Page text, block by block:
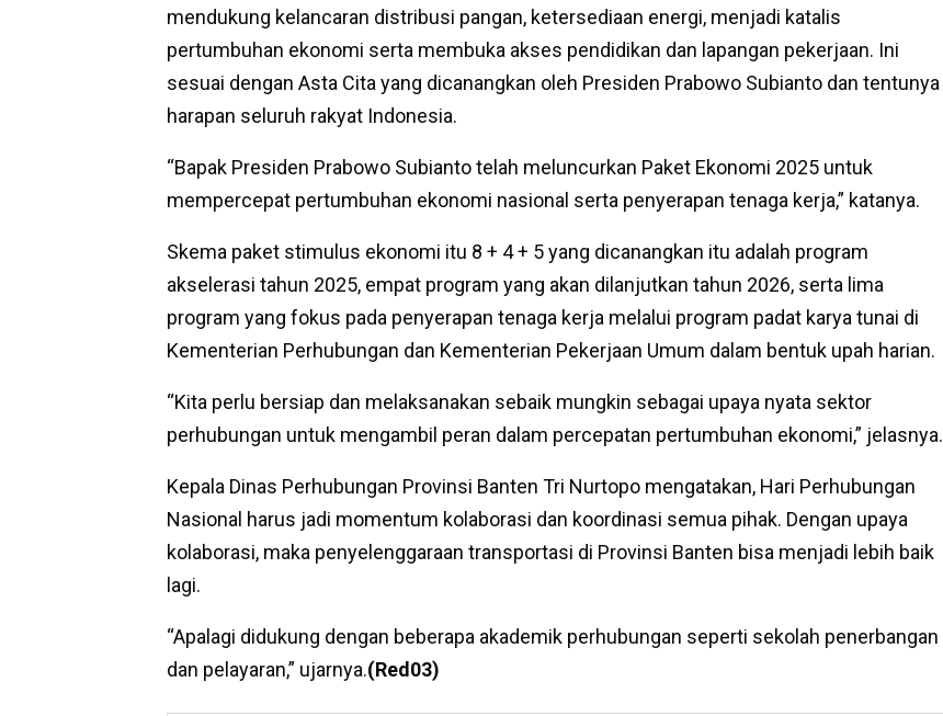
mendukung kelancaran distribusi pangan, ketersediaan energi, menjadi katalis
pertumbuhan ekonomi serta membuka akses pendidikan dan lapangan pekerjaan. Ini
sesuai dengan Asta Cita yang dicanangkan oleh Presiden Prabowo Subianto dan tentunya
harapan seluruh rakyat Indonesia.
“Bapak Presiden Prabowo Subianto telah meluncurkan Paket Ekonomi 2025 untuk
mempercepat pertumbuhan ekonomi nasional serta penyerapan tenaga kerja,” katanya.
Skema paket stimulus ekonomi itu 8 + 4 + 5 yang dicanangkan itu adalah program
akselerasi tahun 2025, empat program yang akan dilanjutkan tahun 2026, serta lima
program yang fokus pada penyerapan tenaga kerja melalui program padat karya tunai di
Kementerian Perhubungan dan Kementerian Pekerjaan Umum dalam bentuk upah harian.
“Kita perlu bersiap dan melaksanakan sebaik mungkin sebagai upaya nyata sektor
perhubungan untuk mengambil peran dalam percepatan pertumbuhan ekonomi,” jelasnya.
Kepala Dinas Perhubungan Provinsi Banten Tri Nurtopo mengatakan, Hari Perhubungan
Nasional harus jadi momentum kolaborasi dan koordinasi semua pihak. Dengan upaya
kolaborasi, maka penyelenggaraan transportasi di Provinsi Banten bisa menjadi lebih baik
lagi.
“Apalagi didukung dengan beberapa akademik perhubungan seperti sekolah penerbangan
dan pelayaran,” ujarnya.(Red03)